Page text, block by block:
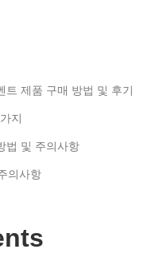
트 제품 구매 방법 및 후기
지
법 및 주의사항
의사항